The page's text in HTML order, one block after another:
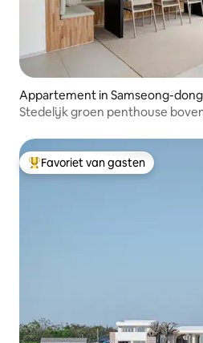
Appartement in Samseong-
gu
Stedelijk groen penthouse
Topfavoriet van gasten
Favoriet van gasten